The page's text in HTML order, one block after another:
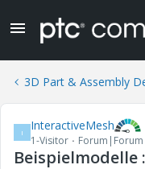
3D Part & Assembly
I InteractiveMesh
1-Visitor
Beispielmodelle